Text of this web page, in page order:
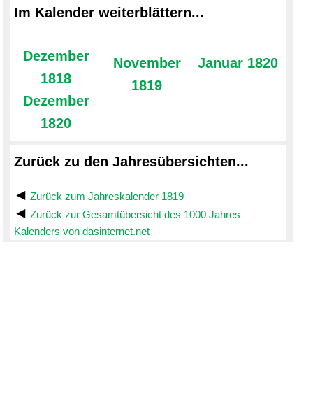
Im Kalender weiterblättern...
Dezember
1818
Dezember
1820
November
1819
Januar 1820
Zurück zu den Jahresübersichten...
Zurück zum Jahreskalender 1819
Zurück zur Gesamtübersicht des 1000 Jahres
Kalenders von dasinternet.net